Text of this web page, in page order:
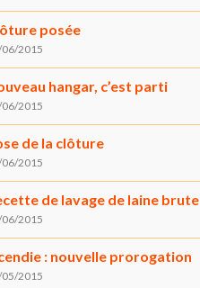
posée
2015
hangar, c’est parti
2015
de la clôture
2015
de lavage de laine brute
2015
: nouvelle prorogation
2015